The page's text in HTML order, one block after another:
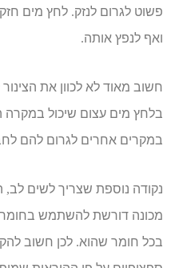
פשוט לגרום לנזק. לחץ מים חזק
ואף לנפץ אותה.
חשוב מאוד לא לכוון את הצינור
בלחץ מים עצום שיכול במקרה
במקרים אחרים לגרום להם
נקודה נוספת שצריך לשים לב,
מכונה דורשת להשתמש
בכל חומר שהוא. לכן חשוב